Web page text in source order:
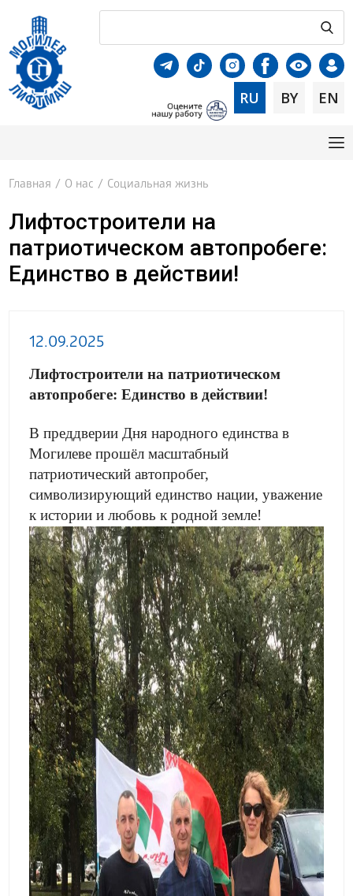
RU BY EN
Главная / О нас / Социальная жизнь
Лифтостроители на
патриотическом автопробеге:
Единство в действии!
12.09.2025
Лифтостроители на патриотическом
автопробеге: Единство в действии!
В преддверии Дня народного единства в
Могилеве прошёл масштабный
патриотический автопробег,
символизирующий единство нации, уважение
к истории и любовь к родной земле!